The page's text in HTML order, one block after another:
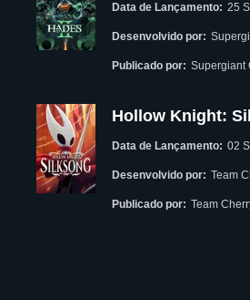
Data de Lançamento: 25
Desenvolvido por:
Publicado por: Supergiant
Hollow Knight:
Data de Lançamento: 02
Desenvolvido por: Team
Publicado por: Team